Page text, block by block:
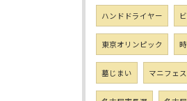
ハンドドライヤー
東京オリンピック
墓じまい マニフェ